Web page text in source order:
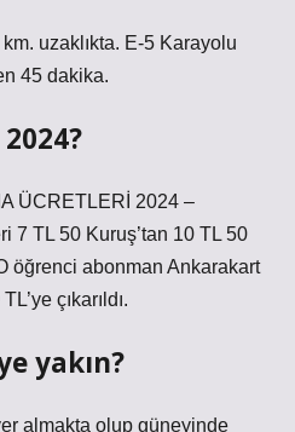
uzaklıkta. E-5 Karayolu
45 dakika.
ÜCRETLERİ 2024 –
7 TL 50 Kuruş’tan 10 TL 50
öğrenci abonman Ankarakart
çıkarıldı.
yakın?
almakta olup güneyinde